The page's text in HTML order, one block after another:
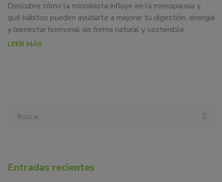
Descubre cómo la microbiota influye en la menopausia y
qué hábitos pueden ayudarte a mejorar tu digestión, energía
y bienestar hormonal de forma natural y sostenible.
LEER MÁS
Entradas recientes